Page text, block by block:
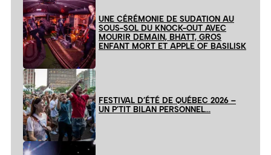
UNE CÉRÉMONIE DE SUDATION AU
SOUS-SOL DU KNOCK-OUT AVEC
MOURIR DEMAIN, BHATT, GROS
ENFANT MORT ET APPLE OF BASILISK
FESTIVAL D’ÉTÉ DE QUÉBEC 2026 –
UN P’TIT BILAN PERSONNEL…